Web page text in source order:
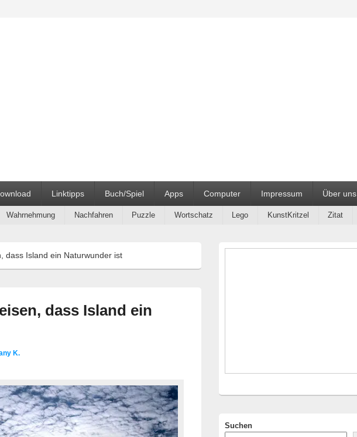
Unterrichtsmaterialien
Linktipps Buch/Spiel Apps Computer Impressum Über uns
Wahrnehmung Nachfahren Puzzle Wortschatz Lego KunstKritzel Zitat
dass Island ein Naturwunder ist
dass Island ein
K.
Primärer
Suchen